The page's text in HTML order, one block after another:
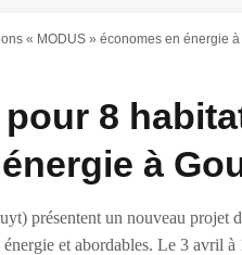
« MODUS » économes en énergie
8
à
présentent un nouveau projet
et abordables. Le 3 avril